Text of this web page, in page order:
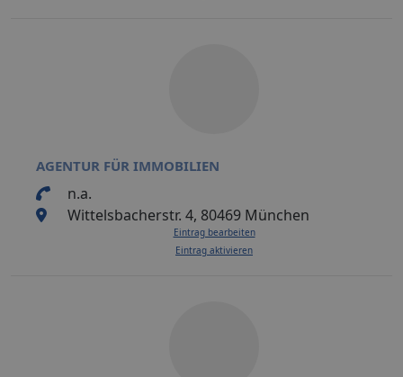
AGENTUR FÜR IMMOBILIEN
n.a.
Wittelsbacherstr. 4, 80469 München
Eintrag bearbeiten
Eintrag aktivieren